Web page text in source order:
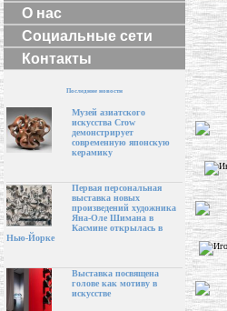
О нас
Социальные сети
Контакты
Последние новости
Музей азиатского
искусства Crow
демонстрирует
современную японскую
керамику
Первая персональная
выставка новых
произведений художника
Яна-Оле Шимана в
Касмине открылась в
Нью-Йорке
Выставка посвящена
голове как мотиву в
искусстве